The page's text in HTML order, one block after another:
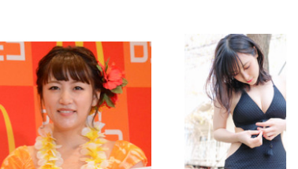
チェア デスク
テレワーク
クレスト 30
能 人間工学 椅
度跳ね上げ
3Dヘッドレス
高反発クッシ
気性メッシ
強/事務用 お
チェア (ブラ
Sezlife オフィスチェア デスク
チェア 疲れない テレワーク
チェア 強化バックレスト 30度
ロッキング機能 人間工学 椅子
腰サポート 90度跳ね上げ式ア
ームレスト 3Dヘッドレスト
ハンガー付き 高反発クッショ
ン PCチェア 通気性メッシュ
ゲーミング/勉強/事務用 おし
ゃれ パソコンチェア (ホワイ
ト)
￥7,680
ANDWINT オフィスチ
ア デスクチェア 肘な
ッシュ 通気性 ランバ
ポート付き 腰サポート
ス圧無段階昇降 360度
転 キャスター付き コ
クト 幅52×奥行58.5×高
84～96cm テレワーク
宅勤務 ブラック
￥4,139
ングモ
電フッ
）
E2724HS 27インチ 液晶モ
ニター フル
HD（1920×1080）VA 非光
沢 HDMI/DisplayPort/VGA
スピーカー内蔵 高さ調整 ス
イベル VESA対応
ComfortView ビジネス向け
￥15,800
【MiniLED/24.5inch/280Hz/
GRAPHT THE SHOOTER
Gaming Monitor 24” Essential
ーミングモニター QD 24.5イ
1ms FHD 量子ドット 残像低減
年保証 | 輝点保証 | 日本メーカ
￥34,980
フ ネオ・オム
枚入り 単品
Smart Basic(スマートベーシ
ック) 【Amazon.co.jp限定】
Smart Basic アイリスオーヤマ
ペットシーツ 超厚型 お徳用
ワイド 100枚入 (x 1) (ケース
販売)
￥3,670
アイリスオーヤマ ペッ
シーツ 超厚型 お徳用
ュラー 200枚入
【Amazon.co.jp限定】
￥3,731